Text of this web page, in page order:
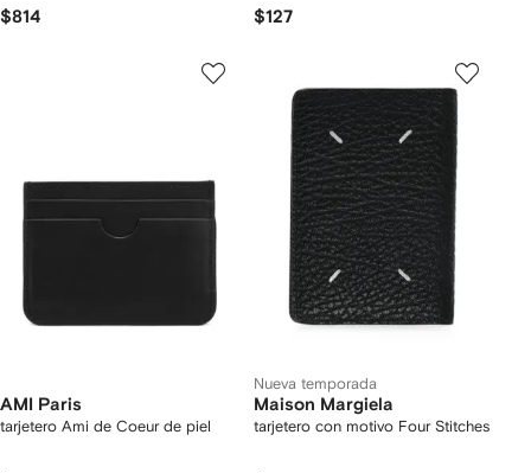
$814 $127
AMI Paris
tarjetero Ami de Coeur de piel
Nueva temporada
Maison Margiela
tarjetero con motivo Four Stitches